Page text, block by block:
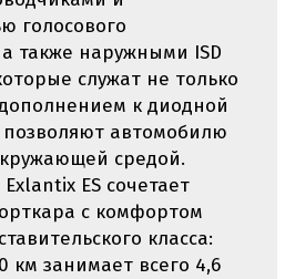
голосового
также наружными ISD
служат не только
к диодной
автомобилю
средой.
ES сочетает
с комфортом
класса:
км занимает всего 4,6